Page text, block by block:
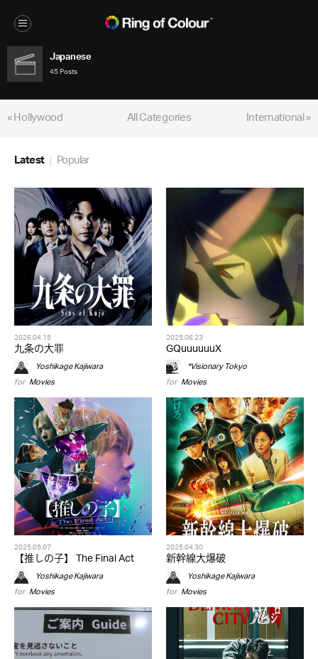
Japanese
45 Posts
« Hollywood International »
All Categories
Latest Popular
2026.04.15
九条の大罪
Yoshikage Kajiwara
for Movies
2025.06.23
GQuuuuuuX
*Visionary Tokyo
for Movies
2025.05.07
【推しの子】 The Final Act
Yoshikage Kajiwara
for Movies
2025.04.30
新幹線大爆破
Yoshikage Kajiwara
for Movies